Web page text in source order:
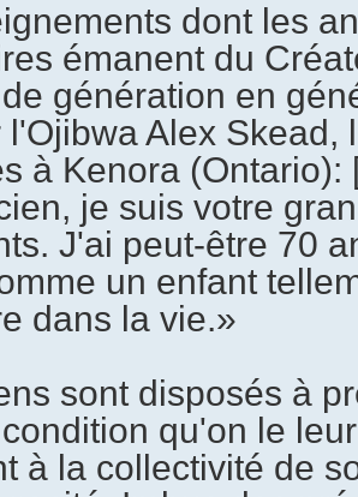
dont les
émanent du
génération en
l'Ojibwa Alex Skead,
à Kenora (Ontario):
je suis votre
J'ai peut-être 70
un enfant
dans la vie.»
sont disposés à
qu'on le
à la collectivité de